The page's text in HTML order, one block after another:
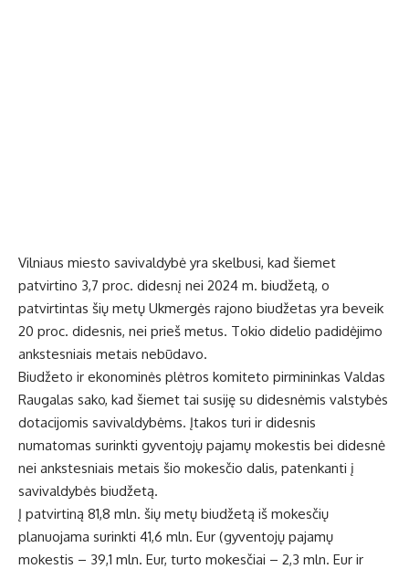
Vilniaus miesto savivaldybė yra skelbusi, kad šiemet
patvirtino 3,7 proc. didesnį nei 2024 m. biudžetą, o
patvirtintas šių metų Ukmergės rajono biudžetas yra beveik
20 proc. didesnis, nei prieš metus. Tokio didelio padidėjimo
ankstesniais metais nebūdavo.
Biudžeto ir ekonominės plėtros komiteto pirmininkas Valdas
Raugalas sako, kad šiemet tai susiję su didesnėmis valstybės
dotacijomis savivaldybėms. Įtakos turi ir didesnis
numatomas surinkti gyventojų pajamų mokestis bei didesnė
nei ankstesniais metais šio mokesčio dalis, patenkanti į
savivaldybės biudžetą.
Į patvirtiną 81,8 mln. šių metų biudžetą iš mokesčių
planuojama surinkti 41,6 mln. Eur (gyventojų pajamų
mokestis – 39,1 mln. Eur, turto mokesčiai – 2,3 mln. Eur ir